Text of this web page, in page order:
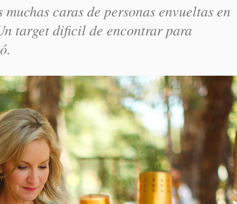
caras de personas envueltas en
target dificil de encontrar para